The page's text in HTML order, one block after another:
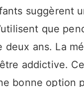
suggèrent
que
deux ans. La
addictive.
bonne option